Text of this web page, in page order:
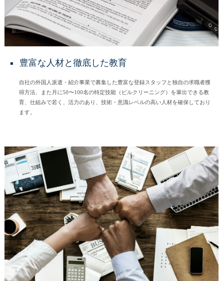
豊富な人材と徹底した教育
自社の外国人派遣・紹介事業で募集した豊富な登録スタッフと独自の求職者獲
得方法、また月に50〜100名の特定技能（ビルクリーニング）を輩出できる教
育、仕組みで若く、活力のあり、技術・意識レベルの高い人材を確保しており
ます。